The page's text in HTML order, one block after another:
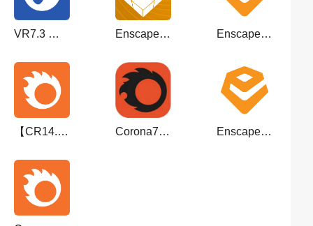
VR7.3 渲染器 VRay7.3004 For max 2027 官方中/英文版 下载 Enscape 4.1 for su2018-2024 简体中文激活版+安装教程 Enscape for su2023-2026-破解版下载Chaos Enscape-4.16.0.1262
【CR14.1渲染器】官方正式版Corona 14 Update 1 Corona7.1 for 3ds Max2014-2022中文免费破解版 Enscape for su2024-2026-破解版下载Chaos Enscape-4.13.0.619